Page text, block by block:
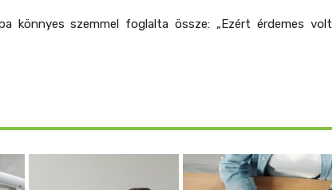
könnyes szemmel foglalta össze: „Ezért érdemes volt